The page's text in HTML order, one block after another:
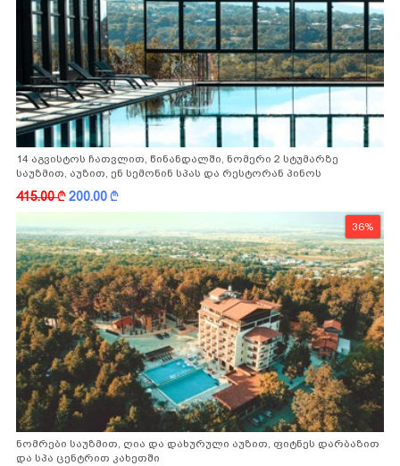
14 აგვისტოს ჩათვლით, წინანდალში, ნომერი 2 სტუმარზე
საუზმით, აუზით, ენ სემონინ სპას და რესტორან პინოს
ფასდაკლებით
415.00k200.00k
36%
ნომრები საუზმით, ღია და დახურული აუზით, ფიტნეს დარბაზით
და სპა ცენტრით კახეთში